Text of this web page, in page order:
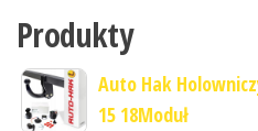
Produkty
Auto Hak
15 18Moduł